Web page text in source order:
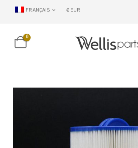
FRANÇAIS € EUR
0